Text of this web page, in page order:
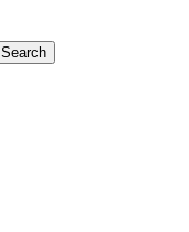
Search